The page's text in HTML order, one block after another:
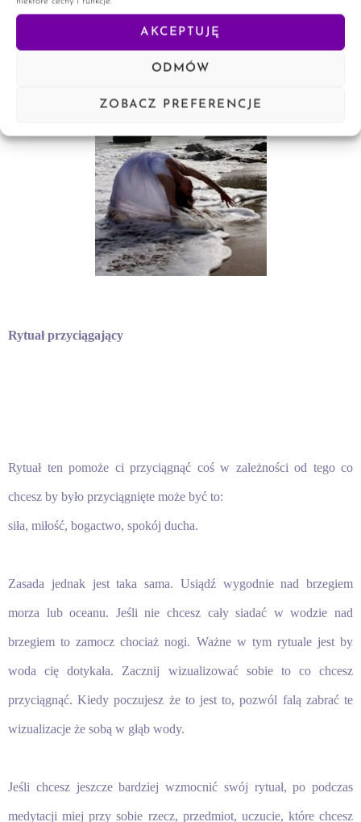
AKCEPTUJĘ
ODMÓW
ZOBACZ PREFERENCJE
Rytuał przyciągający
Rytuał ten pomoże ci przyciągnąć coś w zależności od tego co
chcesz by było przyciągnięte może być to:
siła, miłość, bogactwo, spokój ducha.
Zasada jednak jest taka sama. Usiądź wygodnie nad brzegiem
morza lub oceanu. Jeśli nie chcesz cały siadać w wodzie nad
brzegiem to zamocz chociaż nogi. Ważne w tym rytuale jest by
woda cię dotykała. Zacznij wizualizować sobie to co chcesz
przyciągnąć. Kiedy poczujesz że to jest to, pozwól falą zabrać te
wizualizacje że sobą w głąb wody.
Jeśli chcesz jeszcze bardziej wzmocnić swój rytuał, po podczas
medytacji miej przy sobie rzecz, przedmiot, uczucie, które chcesz